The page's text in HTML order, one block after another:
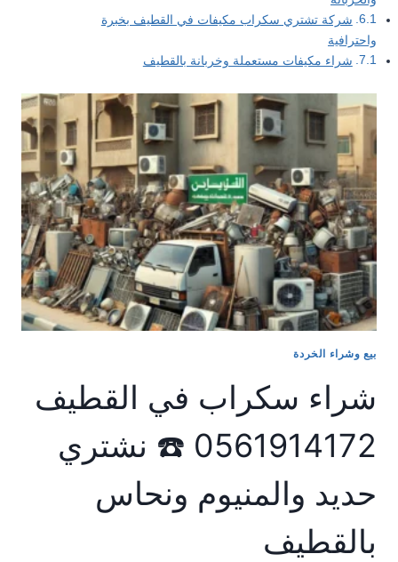
شركة تشتري سكراب مكيفات في القطيف بخبرة
واحترافية
شراء مكيفات مستعملة وخربانة بالقطيف
بيع وشراء الخردة
شراء سكراب في القطيف
0561914172 ☎️ نشتري
حديد والمنيوم ونحاس
بالقطيف